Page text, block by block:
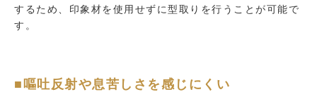
するため、印象材を使用せずに型取りを行うことが可能で
す。
■嘔吐反射や息苦しさを感じにくい